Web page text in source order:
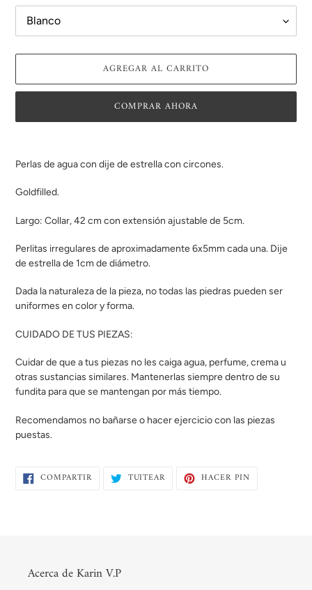
AGREGAR AL CARRITO
COMPRAR AHORA
producto
a
carrito
compra
Perlas de agua con dije de estrella con circones.
Goldfilled.
Largo: Collar, 42 cm con extensión ajustable de 5cm.
Perlitas irregulares de aproximadamente 6x5mm cada una. Dije
de estrella de 1cm de diámetro.
Dada la naturaleza de la pieza, no todas las piedras pueden ser
uniformes en color y forma.
CUIDADO DE TUS PIEZAS:
Cuidar de que a tus piezas no les caiga agua, perfume, crema u
otras sustancias similares. Mantenerlas siempre dentro de su
fundita para que se mantengan por más tiempo.
Recomendamos no bañarse o hacer ejercicio con las piezas
puestas.
COMPARTIRCOMPARTIR
EN TUITEARTUITEAR
EN HACER PINPINEAR
Acerca de Karin V.P